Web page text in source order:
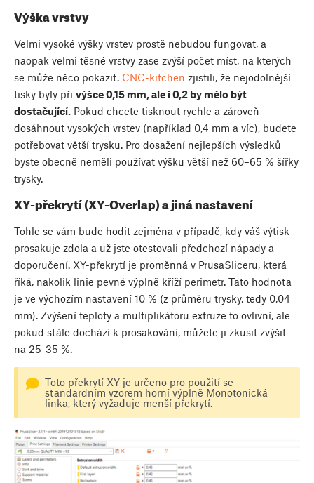
Výška vrstvy
Velmi vysoké výšky vrstev prostě nebudou fungovat, a
naopak velmi těsné vrstvy zase zvýší počet míst, na kterých
se může něco pokazit. CNC-kitchen zjistili, že nejodolnější
tisky byly při výšce 0,15 mm, ale i 0,2 by mělo být
dostačující. Pokud chcete tisknout rychle a zároveň
dosáhnout vysokých vrstev (například 0,4 mm a víc), budete
potřebovat větší trysku. Pro dosažení nejlepších výsledků
byste obecně neměli používat výšku větší než 60–65 % šířky
trysky.
XY-překrytí (XY-Overlap) a jiná nastavení
Tohle se vám bude hodit zejména v případě, kdy váš výtisk
prosakuje zdola a už jste otestovali předchozí nápady a
doporučení. XY-překrytí je proměnná v PrusaSliceru, která
říká, nakolik linie pevné výplně kříží perimetr. Tato hodnota
je ve výchozím nastavení 10 % (z průměru trysky, tedy 0,04
mm). Zvýšení teploty a multiplikátoru extruze to ovlivní, ale
pokud stále dochází k prosakování, můžete ji zkusit zvýšit
na 25-35 %.
Toto překrytí XY je určeno pro použití se
standardním vzorem horní výplně Monotonická
linka, který vyžaduje menší překrytí.